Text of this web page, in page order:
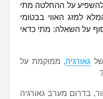
להשפיע על ההחלטה מתי
למזג האווי בבטומי
על השאלה: מתי כדאי
גאורגיה, ממוקמת על
בדרום מערב גאורגיה